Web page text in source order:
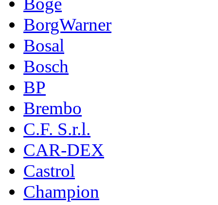
BorgWarner
Bosal
Bosch
BP
Brembo
C.F. S.r.l.
CAR-DEX
Castrol
Champion